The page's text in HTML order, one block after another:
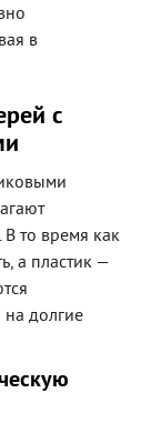
в
с
В то время как
а пластик —
долгие